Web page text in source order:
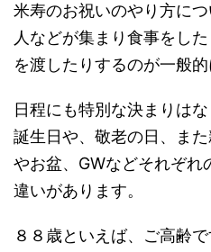
米寿のお祝いのやり方に
人などが集まり食事をし
を渡したりするのが一般的
日程にも特別な決まりは
誕生日や、敬老の日、ま
やお盆、GWなどそれぞれ
違いがあります。
８８歳といえば、ご高齢